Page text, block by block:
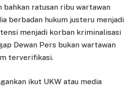
bahkan ratusan ribu wartawan
berbadan hukum justeru menjadi
menjadi korban kriminalisasi
Dewan Pers bukan wartawan
terverifikasi.
ikut UKW atau media